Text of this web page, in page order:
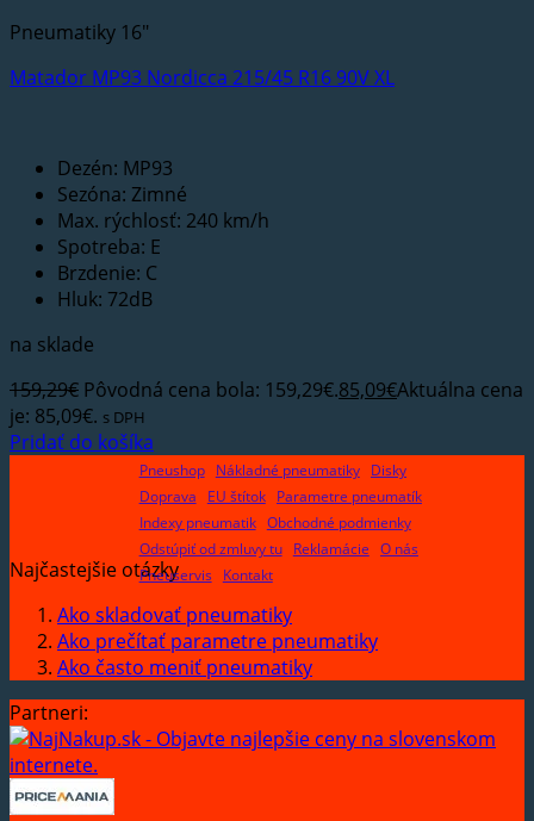
Pneumatiky 16"
Matador MP93 Nordicca 215/45 R16 90V XL
Dezén: MP93
Sezóna: Zimné
Max. rýchlosť: 240 km/h
Spotreba: E
Brzdenie: C
Hluk: 72dB
na sklade
159,29€ Pôvodná cena bola: 159,29€.85,09€Aktuálna cena
je: 85,09€. s DPH
Pridať do košíka
Pneushop Nákladné pneumatiky
Disky
Doprava
EU štítok
Parametre pneumatík
Indexy pneumatik Obchodné podmienky
Odstúpiť od zmluvy tu
Reklamácie O nás
Pneuservis
Kontakt
Najčastejšie otázky
Ako skladovať pneumatiky
Ako prečítať parametre pneumatiky
Ako často meniť pneumatiky
Partneri: